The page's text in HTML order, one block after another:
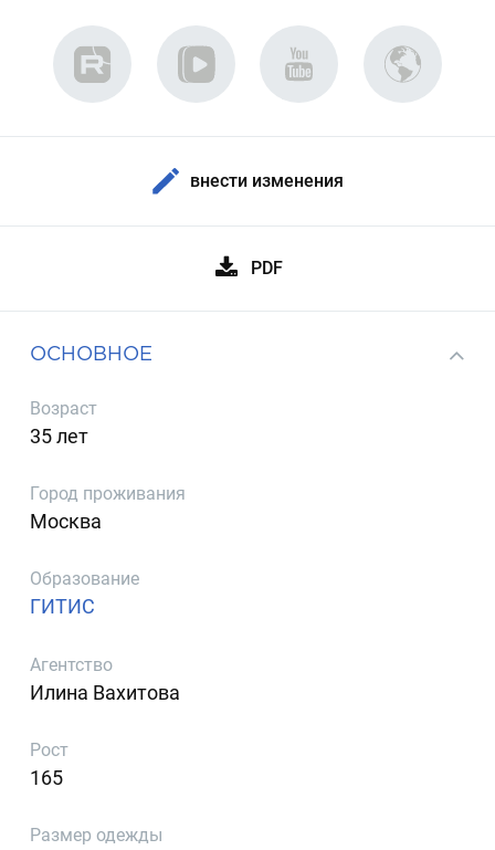
внести изменения
PDF
ОСНОВНОЕ
Возраст
35 лет
Город проживания
Москва
Образование
ГИТИС
Агентство
Илина Вахитова
Рост
165
Размер одежды